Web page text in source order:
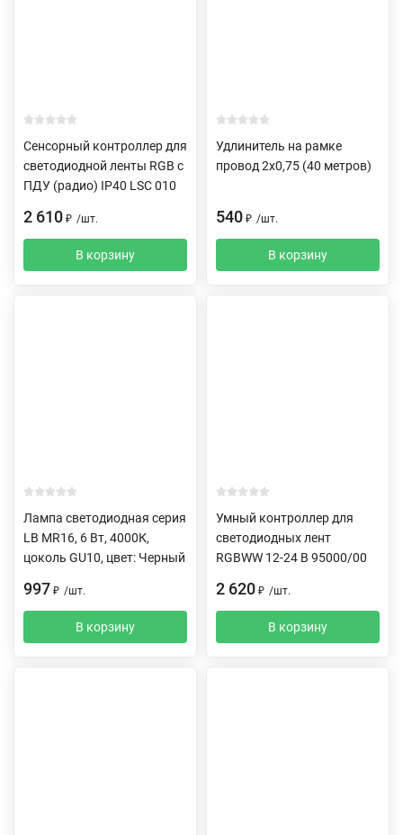
Сенсорный контроллер для
светодиодной ленты RGB с
ПДУ (радио) IP40 LSC 010
2 610 ₽ /шт.
В корзину
Удлинитель на рамке
провод 2х0,75 (40 метров)
540 ₽ /шт.
В корзину
Лампа светодиодная серия
LB MR16, 6 Вт, 4000К,
цоколь GU10, цвет: Черный
997 ₽ /шт.
В корзину
Умный контроллер для
светодиодных лент
RGBWW 12-24 В 95000/00
2 620 ₽ /шт.
В корзину